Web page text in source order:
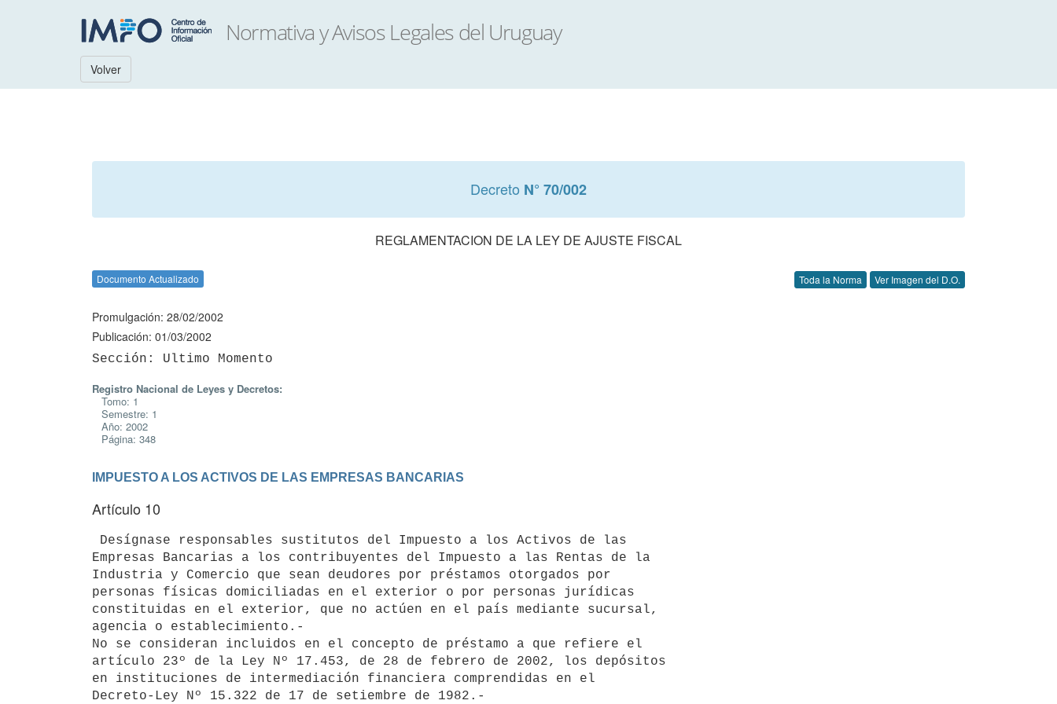
Volver
Decreto N° 70/002
REGLAMENTACION DE LA LEY DE AJUSTE FISCAL
Documento Actualizado Toda la Norma Ver Imagen del D.O.
Promulgación: 28/02/2002
Publicación: 01/03/2002
Registro Nacional de Leyes y Decretos:
Tomo: 1
Semestre: 1
Año: 2002
Página: 348
IMPUESTO A LOS ACTIVOS DE LAS EMPRESAS BANCARIAS
Artículo 10
Empresas Bancarias a los contribuyentes del Impuesto a las Rentas de la
Industria y Comercio que sean deudores por préstamos otorgados por
personas físicas domiciliadas en el exterior o por personas jurídicas
constituidas en el exterior, que no actúen en el país mediante sucursal,
agencia o establecimiento.-
No se consideran incluidos en el concepto de préstamo a que refiere el
artículo 23º de la Ley Nº 17.453, de 28 de febrero de 2002, los depósitos
en instituciones de intermediación financiera comprendidas en el